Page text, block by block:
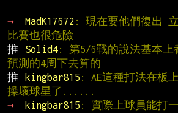
→
MadK17672 : 現在要他們復出
比賽也很危險
推
Solid4: 第5/6戰的說法基本上
預測的4周下去算的
推
kingbar815 : AE這種打法在板
操壞球星了......
→
kingbar815 : 實際上球員能打